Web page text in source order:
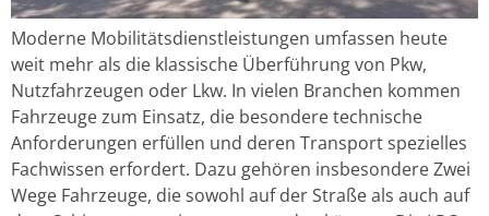
Moderne Mobilitätsdienstleistungen umfassen heute
weit mehr als die klassische Überführung von Pkw,
Nutzfahrzeugen oder Lkw. In vielen Branchen kommen
Fahrzeuge zum Einsatz, die besondere technische
Anforderungen erfüllen und deren Transport spezielles
Fachwissen erfordert. Dazu gehören insbesondere Zwei
Wege Fahrzeuge, die sowohl auf der Straße als auch auf